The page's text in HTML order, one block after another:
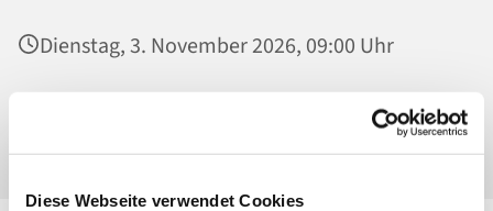
Diese Webseite verwendet Cookies
Dienstag, 3. November 2026, 09:00 Uhr
St. Maria Magdalena, Kirche, Platanenstraße